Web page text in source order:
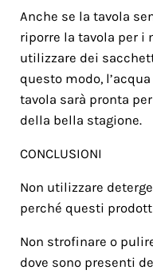
Anche se la tavola
riporre la tavola per i
utilizzare dei
questo modo,
tavola sarà pronta
della bella stagione.
CONCLUSIONI
Non utilizzare
perché questi
Non strofinare o
dove sono presenti